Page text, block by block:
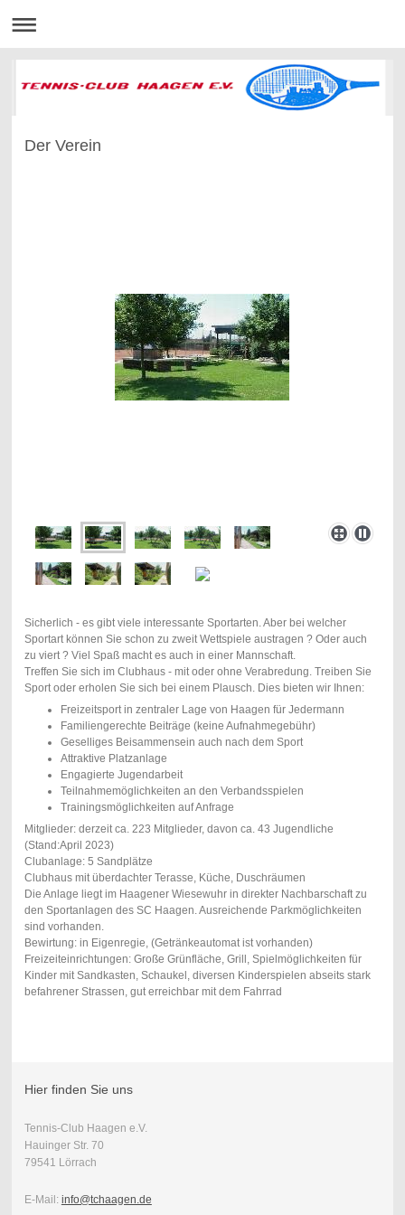
Der Verein
Sicherlich - es gibt viele interessante Sportarten. Aber bei welcher
Sportart können Sie schon zu zweit Wettspiele austragen ? Oder auch
zu viert ? Viel Spaß macht es auch in einer Mannschaft.
Treffen Sie sich im Clubhaus - mit oder ohne Verabredung. Treiben Sie
Sport oder erholen Sie sich bei einem Plausch. Dies bieten wir Ihnen:
Freizeitsport in zentraler Lage von Haagen für Jedermann
Familiengerechte Beiträge (keine Aufnahmegebühr)
Geselliges Beisammensein auch nach dem Sport
Attraktive Platzanlage
Engagierte Jugendarbeit
Teilnahmemöglichkeiten an den Verbandsspielen
Trainingsmöglichkeiten auf Anfrage
Mitglieder: derzeit ca. 223 Mitglieder, davon ca. 43 Jugendliche
(Stand:April 2023)
Clubanlage: 5 Sandplätze
Clubhaus mit überdachter Terasse, Küche, Duschräumen
Die Anlage liegt im Haagener Wiesewuhr in direkter Nachbarschaft zu
den Sportanlagen des SC Haagen. Ausreichende Parkmöglichkeiten
sind vorhanden.
Bewirtung: in Eigenregie, (Getränkeautomat ist vorhanden)
Freizeiteinrichtungen: Große Grünfläche, Grill, Spielmöglichkeiten für
Kinder mit Sandkasten, Schaukel, diversen Kinderspielen abseits stark
befahrener Strassen, gut erreichbar mit dem Fahrrad
Hier finden Sie uns
Tennis-Club Haagen e.V.
Hauinger Str. 70
79541 Lörrach
E-Mail: info@tchaagen.de